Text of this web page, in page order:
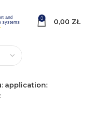
0 0,00 ZŁ
application: